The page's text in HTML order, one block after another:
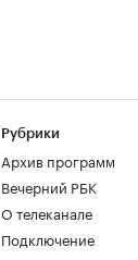
Рубрики
Архив программ
Вечерний РБК
О телеканале
Подключение